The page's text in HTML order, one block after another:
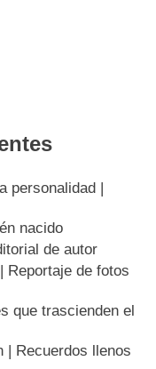
personalidad |
nacido
de autor
Reportaje de fotos
que trascienden el
| Recuerdos llenos